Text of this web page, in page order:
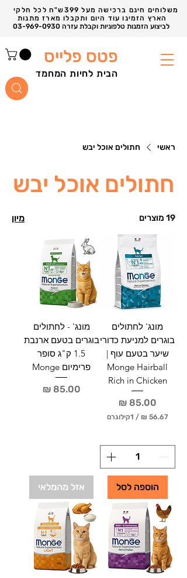
משלוחים חינם ברכישה מעל 399ש"ח לכל חלקי
פטס פלייס
הבית לחיות המחמד
ראשי חתולים אוכל יבש
חתולים אוכל יבש
19 מוצרים מיון
מונג' לחתולים
בוגרים למניעת כדורי
שיער בטעם עוף |
Monge Hairball
Rich in Chicken
מחיר
‏56.67 ‏₪
/ 1קילוגרם
6
.
₪
1
ק
י
ל
ו
הוספה לסל
מונג' - לחתולים
בוגרים בטעם ארנבת
1.5 ק"ג סופר
פרימיום Monge
מחיר
אזל מהמלאי